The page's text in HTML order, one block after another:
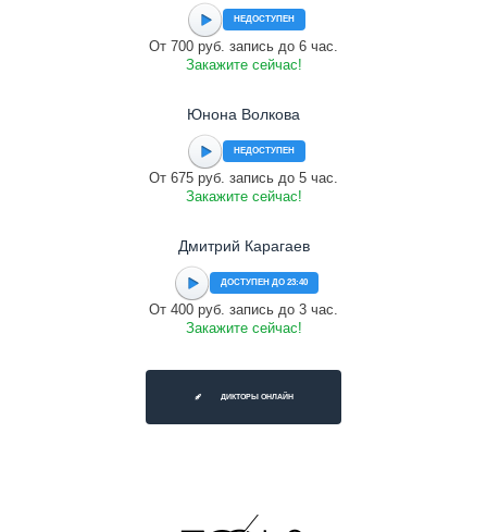
НЕДОСТУПЕН
От 700 руб. запись до 6 час.
Закажите сейчас!
Юнона Волкова
НЕДОСТУПЕН
От 675 руб. запись до 5 час.
Закажите сейчас!
Дмитрий Карагаев
ДОСТУПЕН ДО 23:40
От 400 руб. запись до 3 час.
Закажите сейчас!
ДИКТОРЫ ОНЛАЙН